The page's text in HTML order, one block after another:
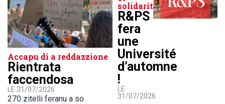
Accapu di a reddazzione
Rientrata
faccendosa
LE 31/07/2026
270 zitelli feranu a so
solidarité
R&PS
fera
une
Université
d’automne
!
LE
31/07/2026